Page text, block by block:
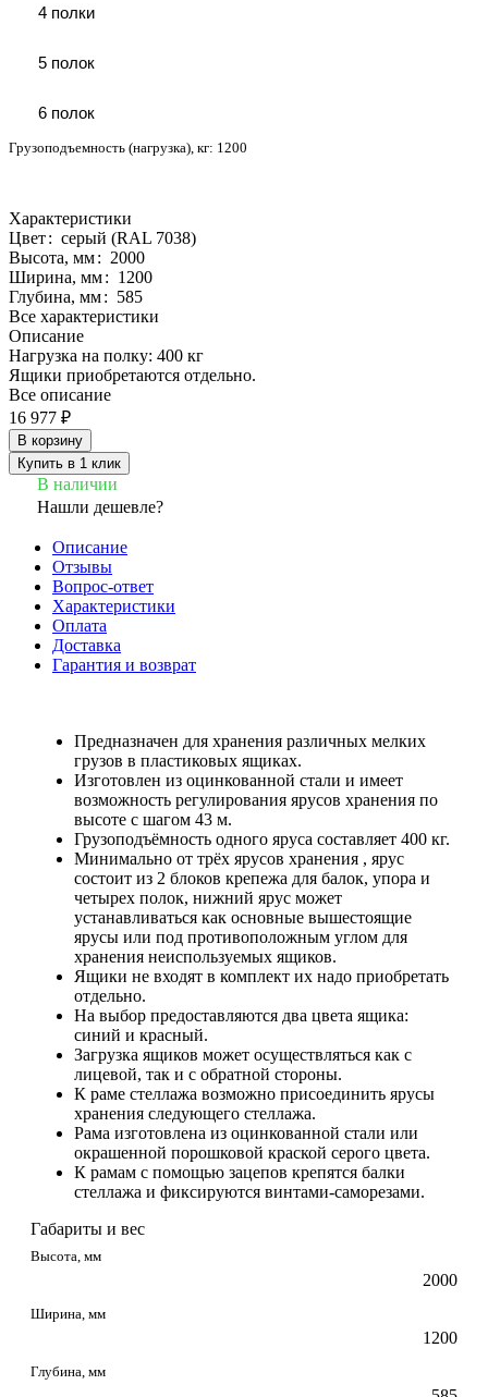
4 полки
5 полок
6 полок
Грузоподъемность (нагрузка), кг: 1200
Характеристики
Цвет: серый (RAL 7038)
Высота, мм: 2000
Ширина, мм: 1200
Глубина, мм: 585
Все характеристики
Описание
Нагрузка на полку: 400 кг
Ящики приобретаются отдельно.
Все описание
16 977 ₽
В корзину
Купить в 1 клик
В наличии
Нашли дешевле?
Описание
Отзывы
Вопрос-ответ
Характеристики
Оплата
Доставка
Гарантия и возврат
Предназначен для хранения различных мелких
грузов в пластиковых ящиках.
Изготовлен из оцинкованной стали и имеет
возможность регулирования ярусов хранения по
высоте с шагом 43 м.
Грузоподъёмность одного яруса составляет 400 кг.
Минимально от трёх ярусов хранения , ярус
состоит из 2 блоков крепежа для балок, упора и
четырех полок, нижний ярус может
устанавливаться как основные вышестоящие
ярусы или под противоположным углом для
хранения неиспользуемых ящиков.
Ящики не входят в комплект их надо приобретать
отдельно.
На выбор предоставляются два цвета ящика:
синий и красный.
Загрузка ящиков может осуществляться как с
лицевой, так и с обратной стороны.
К раме стеллажа возможно присоединить ярусы
хранения следующего стеллажа.
Рама изготовлена из оцинкованной стали или
окрашенной порошковой краской серого цвета.
К рамам с помощью зацепов крепятся балки
стеллажа и фиксируются винтами-саморезами.
Габариты и вес
Высота, мм
2000
Ширина, мм
1200
Глубина, мм